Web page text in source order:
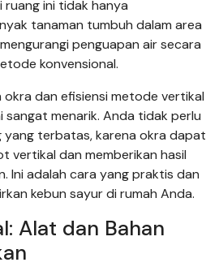
ini tidak hanya
tanaman tumbuh dalam area
penguapan air secara
konvensional.
okra dan efisiensi metode vertikal
sangat menarik. Anda tidak perlu
terbatas, karena okra dapat
vertikal dan memberikan hasil
Ini adalah cara yang praktis dan
kebun sayur di rumah Anda.
Alat dan Bahan